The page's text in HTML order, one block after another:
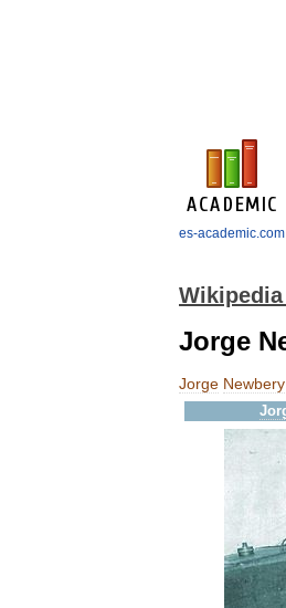
es-academic.com
Wikipedia
Jorge
Jorge Newbery